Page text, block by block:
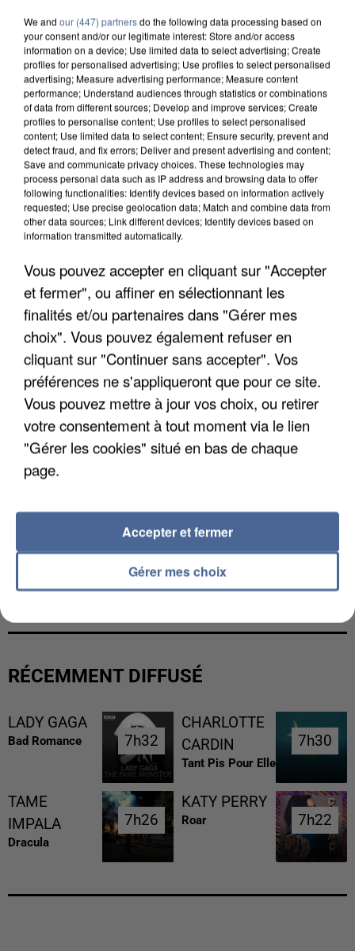
L’UN DES FONDATEURS SUPPOSÉS DE LA DZ
MAFIA INTERPELLÉ EN ALGÉRIE
UN SECOND CADRE DE LA DZ MAFIA
INTERPELLÉ EN ALGÉRIE
RÉCEMMENT DIFFUSÉ
LADY GAGA
Bad Romance 7h32
7h32
CHARLOTTE
CARDIN
Tant Pis Pour Elle
7h30
7h30
TAME
IMPALA
Dracula
7h26
7h26
KATY PERRY
Roar 7h22
7h22
We and our (447) partnersdo the following data processing based on
your consent and/or our legitimate interest: Store and/or access
information on a device; Use limited data to select advertising; Create
profiles for personalised advertising; Use profiles to select personalised
advertising; Measure advertising performance; Measure content
performance; Understand audiences through statistics or combinations
of data from different sources; Develop and improve services; Create
profiles to personalise content; Use profiles to select personalised
content; Use limited data to select content; Ensure security, prevent and
detect fraud, and fix errors; Deliver and present advertising and content;
Save and communicate privacy choices. These technologies may
process personal data such as IP address and browsing data to offer
following functionalities: Identify devices based on information actively
requested; Use precise geolocation data; Match and combine data from
other data sources; Link different devices; Identify devices based on
information transmitted automatically.
Vous pouvez accepter en cliquant sur "Accepter
et fermer", ou affiner en sélectionnant les
finalités et/ou partenaires dans "Gérer mes
choix". Vous pouvez également refuser en
cliquant sur "Continuer sans accepter". Vos
préférences ne s'appliqueront que pour ce site.
Vous pouvez mettre à jour vos choix, ou retirer
votre consentement à tout moment via le lien
"Gérer les cookies" situé en bas de chaque
page.
Gérer mes choix
Accepter et fermer